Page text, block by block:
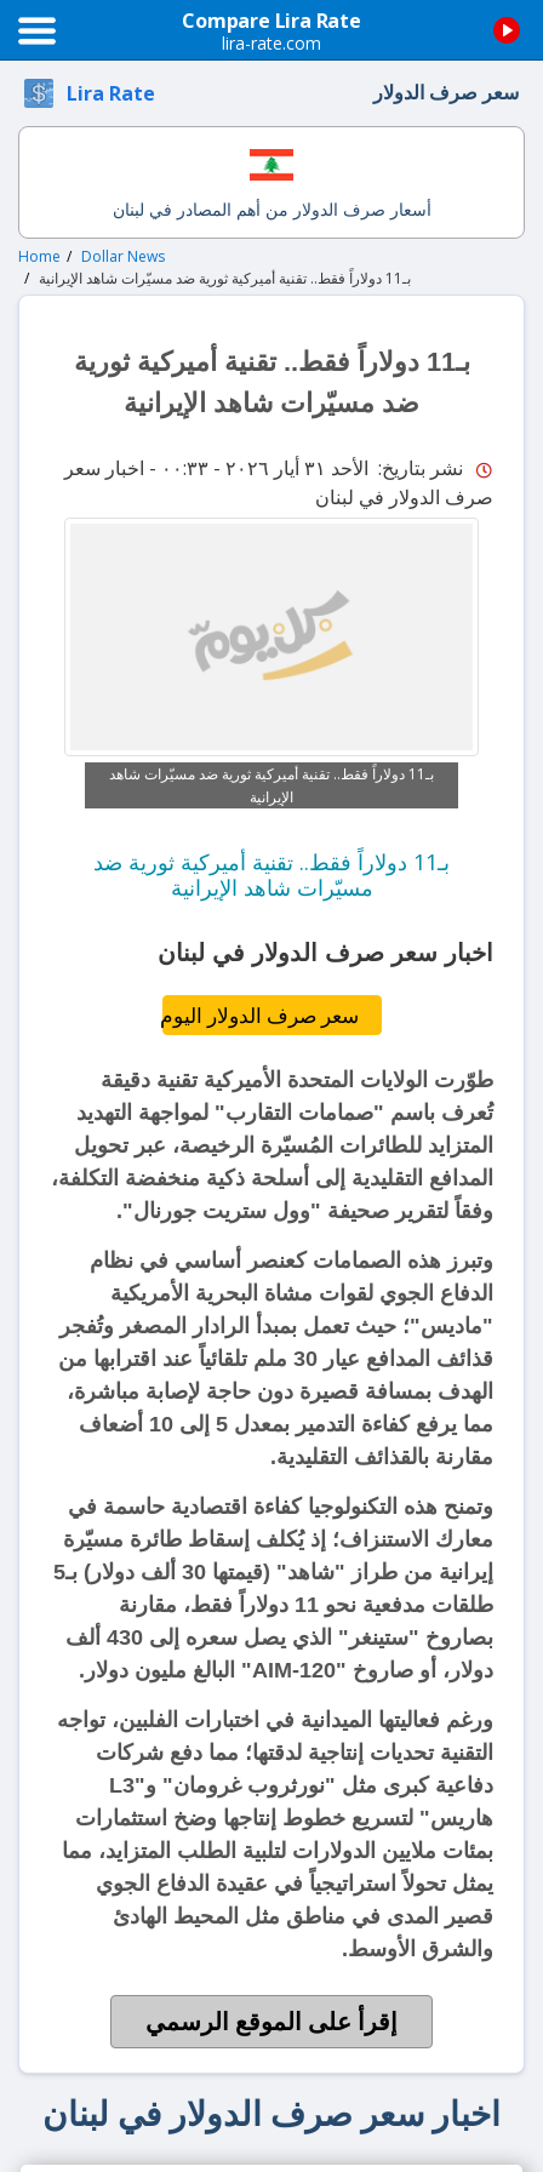
Compare Lira Rate
lira-rate.com
Lira Rate سعر صرف الدولار
أسعار صرف الدولار من أهم المصادر في لبنان
Home
Dollar News
بـ11 دولاراً فقط.. تقنية أميركية ثورية ضد مسيّرات شاهد الإيرانية
بـ11 دولاراً فقط.. تقنية أميركية ثورية
ضد مسيّرات شاهد الإيرانية
نشر بتاريخ: الأحد ٣١ أيار ٢٠٢٦ - ٠٠:٣٣
- اخبار سعر
صرف الدولار في لبنان
بـ11 دولاراً فقط.. تقنية أميركية ثورية ضد مسيّرات شاهد
الإيرانية
بـ11 دولاراً فقط.. تقنية أميركية ثورية ضد
مسيّرات شاهد الإيرانية
اخبار سعر صرف الدولار في لبنان
سعر صرف الدولار اليوم
طوّرت الولايات المتحدة الأميركية تقنية دقيقة
تُعرف باسم "صمامات التقارب" لمواجهة التهديد
المتزايد للطائرات المُسيّرة الرخيصة، عبر تحويل
المدافع التقليدية إلى أسلحة ذكية منخفضة التكلفة،
وفقاً لتقرير صحيفة "وول ستريت جورنال".
وتبرز هذه الصمامات كعنصر أساسي في نظام
الدفاع الجوي لقوات مشاة البحرية الأمريكية
"ماديس"؛ حيث تعمل بمبدأ الرادار المصغر وتُفجر
قذائف المدافع عيار 30 ملم تلقائياً عند اقترابها من
الهدف بمسافة قصيرة دون حاجة لإصابة مباشرة،
مما يرفع كفاءة التدمير بمعدل 5 إلى 10 أضعاف
مقارنة بالقذائف التقليدية.
وتمنح هذه التكنولوجيا كفاءة اقتصادية حاسمة في
معارك الاستنزاف؛ إذ يُكلف إسقاط طائرة مسيّرة
إيرانية من طراز "شاهد" (قيمتها 30 ألف دولار) بـ5
طلقات مدفعية نحو 11 دولاراً فقط، مقارنة
بصاروخ "ستينغر" الذي يصل سعره إلى 430 ألف
دولار، أو صاروخ "AIM-120" البالغ مليون دولار.
ورغم فعاليتها الميدانية في اختبارات الفلبين، تواجه
التقنية تحديات إنتاجية لدقتها؛ مما دفع شركات
دفاعية كبرى مثل "نورثروب غرومان" و"L3
هاريس" لتسريع خطوط إنتاجها وضخ استثمارات
بمئات ملايين الدولارات لتلبية الطلب المتزايد، مما
يمثل تحولاً استراتيجياً في عقيدة الدفاع الجوي
قصير المدى في مناطق مثل المحيط الهادئ
والشرق الأوسط.
إقرأ على الموقع الرسمي
اخبار سعر صرف الدولار في لبنان